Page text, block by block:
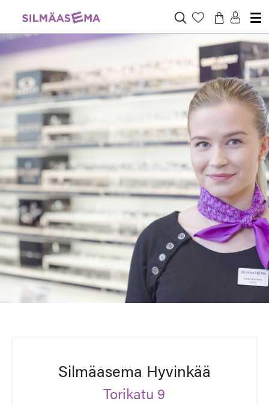
Silmäasema Hyvinkää
Torikatu 9